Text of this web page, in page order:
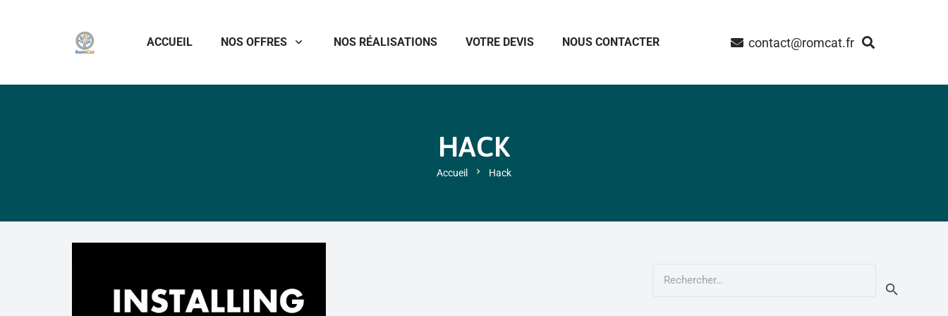
ACCUEIL NOS OFFRES NOS RÉALISATIONS VOTRE DEVIS NOUS CONTACTER contact@romcat.fr
HACK
Accueil chevron_right Hack